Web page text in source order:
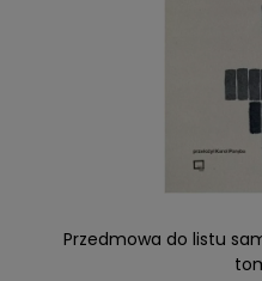
Przedmowa do listu